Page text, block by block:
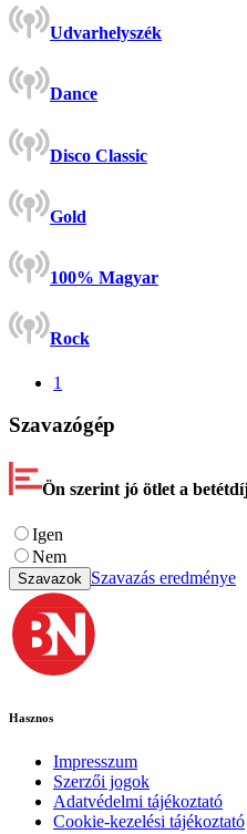
Udvarhelyszék
Dance
Disco Classic
Gold
100% Magyar
Rock
1
Szavazógép
Ön szerint jó ötlet a
Igen
Nem
Szavazok Szavazás eredménye
Hasznos
Impresszum
Szerzői jogok
Adatvédelmi tájékoztató
Cookie-kezelési tájékoztató